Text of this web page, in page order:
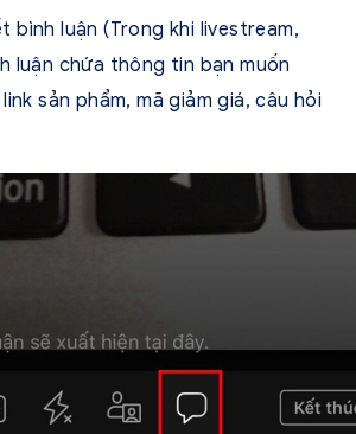
bình luận (Trong khi livestream,
luận chứa thông tin bạn muốn
sản phẩm, mã giảm giá, câu hỏi